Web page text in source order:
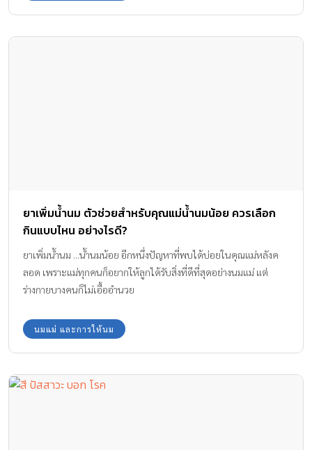
ยาเพิ่มน้ำนม ตัวช่วยสำหรับคุณแม่น้ำนมน้อย ควรเลือก
กินแบบไหน อย่างไรดี?
ยาเพิ่มน้ำนม ...น้ำนมน้อย อีกหนึ่งปัญหาที่พบได้บ่อยในคุณแม่หลังค
ลอด เพราะแม่ทุกคนก็อยากให้ลูกได้รับสิ่งที่ดีที่สุดอย่างนมแม่ แต่
ร่างกายบางคนก็ไม่เอื้ออำนวย
นมแม่ และการให้นม